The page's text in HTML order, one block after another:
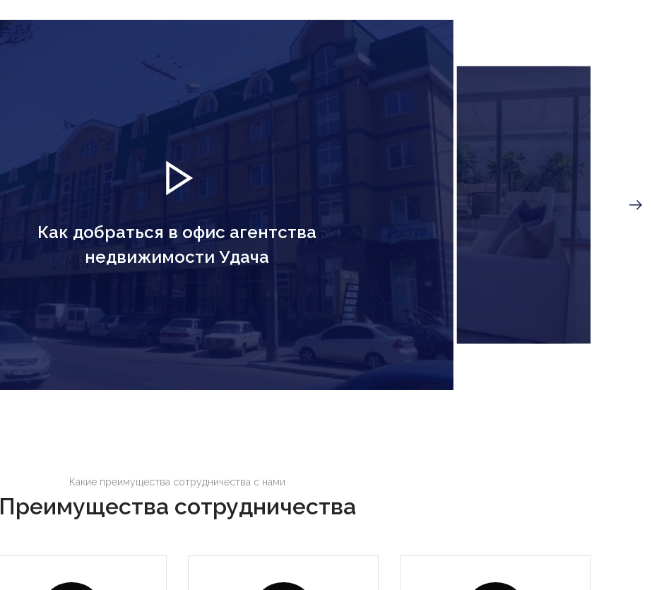
Как добраться в офис агентства
недвижимости Удача
Какие преимущества сотрудничества с нами
Преимущества сотрудничества
Запомнить Forgot Password?